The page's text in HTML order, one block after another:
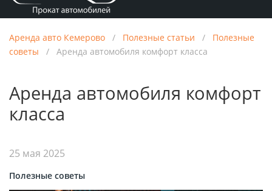
Аренда авто Кемерово / Полезные статьи / Полезные
советы / Аренда автомобиля комфорт класса
Аренда автомобиля комфорт
класса
25 мая 2025
Полезные советы